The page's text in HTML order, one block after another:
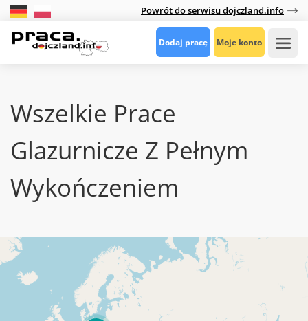
Powrót do serwisu dojczland.info
Dodaj pracę Moje konto
Wszelkie Prace
Glazurnicze Z Pełnym
Wykończeniem